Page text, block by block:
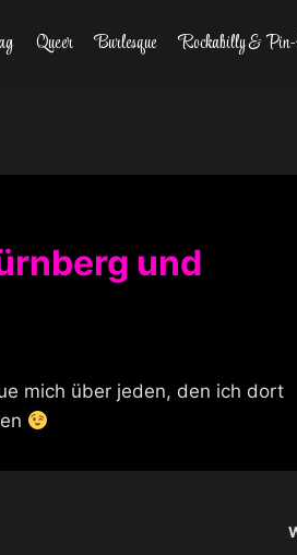
Queer Burlesque Rockabilly &
und
mich über jeden, den ich dort